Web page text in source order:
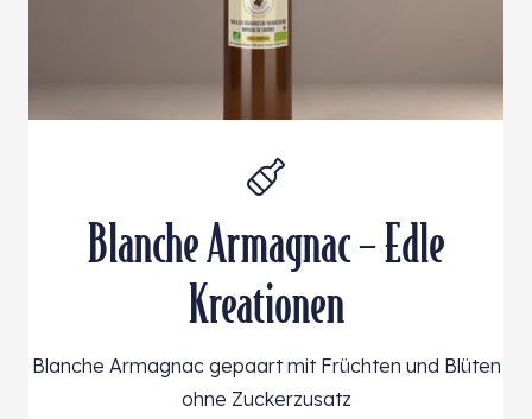
Blanche Armagnac – Edle
Kreationen
Blanche Armagnac gepaart mit Früchten und Blüten
ohne Zuckerzusatz